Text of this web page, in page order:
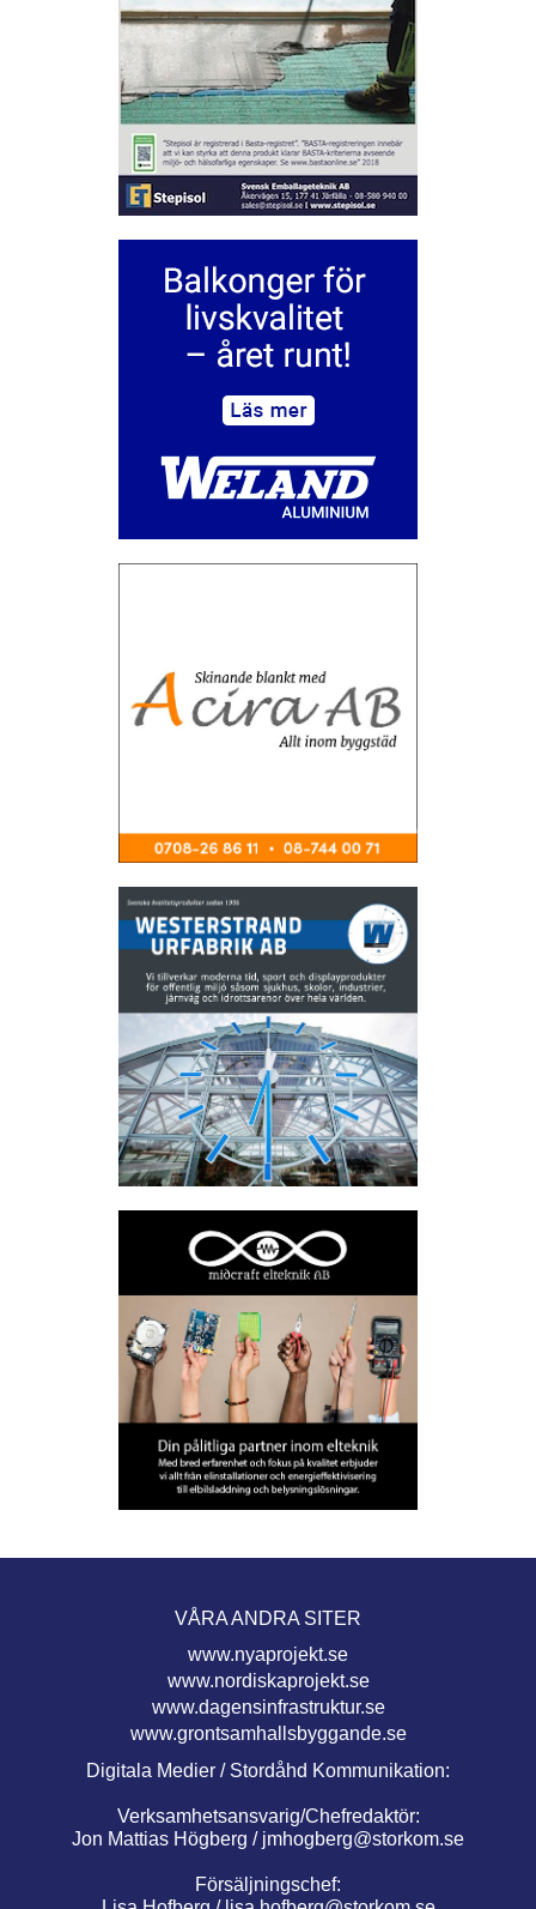
VÅRA ANDRA SITER
www.nyaprojekt.se
www.nordiskaprojekt.se
www.dagensinfrastruktur.se
www.grontsamhallsbyggande.se
Digitala Medier / Stordåhd Kommunikation:
Verksamhetsansvarig/Chefredaktör:
Jon Mattias Högberg / jmhogberg@storkom.se
Försäljningschef: